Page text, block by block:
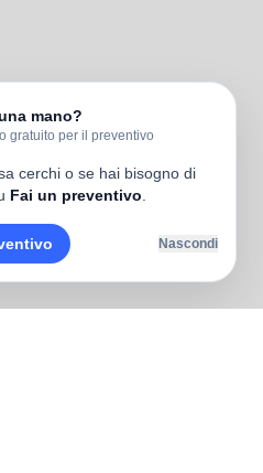
mano?
gratuito per il preventivo
cerchi o se hai bisogno di
Fai un preventivo
Nascondi